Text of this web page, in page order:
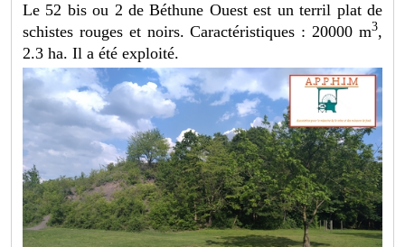
Le 52 bis ou 2 de Béthune Ouest est un terril plat de
schistes rouges et noirs. Caractéristiques : 20000 m3,
2.3 ha. Il a été exploité.